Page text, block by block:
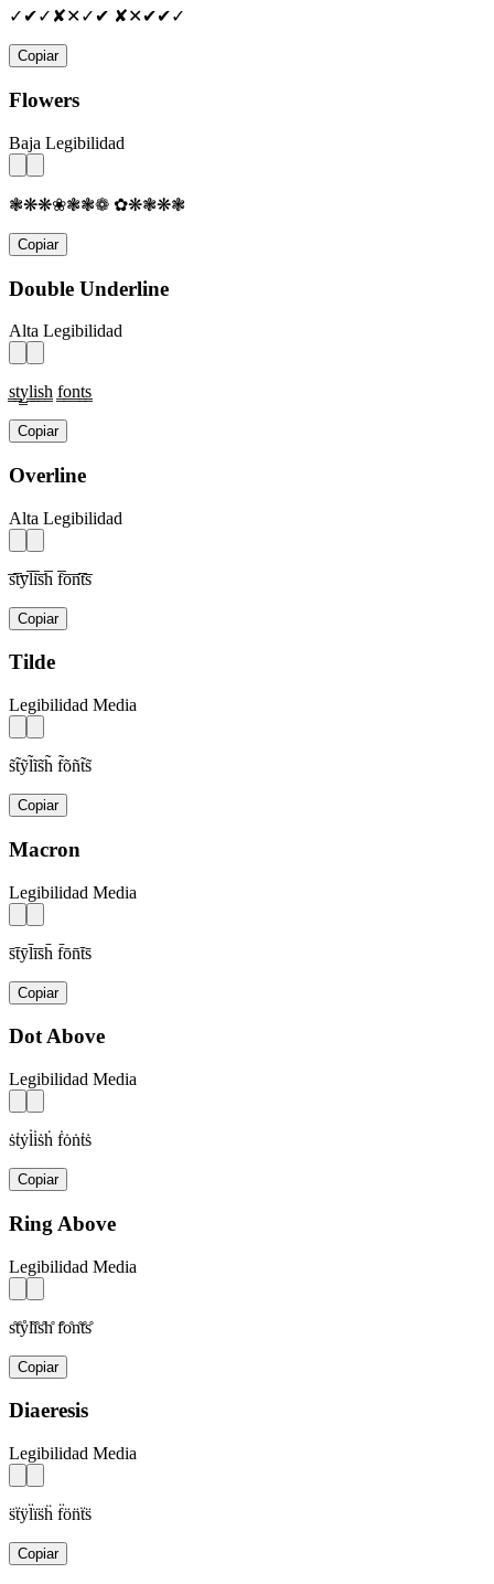
✓✔✓✘✕✓✔ ✘✕✔✔✓
Copiar
Flowers
Baja Legibilidad
❃❋❋❀❃❃❁ ✿❋❃❋❃
Copiar
Double Underline
Alta Legibilidad
s̳t̳y̳l̳i̳s̳h̳ f̳o̳n̳t̳s̳
Copiar
Overline
Alta Legibilidad
s̅t̅y̅l̅i̅s̅h̅ f̅o̅n̅t̅s̅
Copiar
Tilde
Legibilidad Media
s̃t̃ỹl̃ĩs̃h̃ f̃õñt̃s̃
Copiar
Macron
Legibilidad Media
s̄t̄ȳl̄īs̄h̄ f̄ōn̄t̄s̄
Copiar
Dot Above
Legibilidad Media
ṡṫẏl̇i̇ṡḣ ḟȯṅṫṡ
Copiar
Ring Above
Legibilidad Media
s̊t̊ẙl̊i̊s̊h̊ f̊o̊n̊t̊s̊
Copiar
Diaeresis
Legibilidad Media
s̈ẗÿl̈ïs̈ḧ f̈ön̈ẗs̈
Copiar